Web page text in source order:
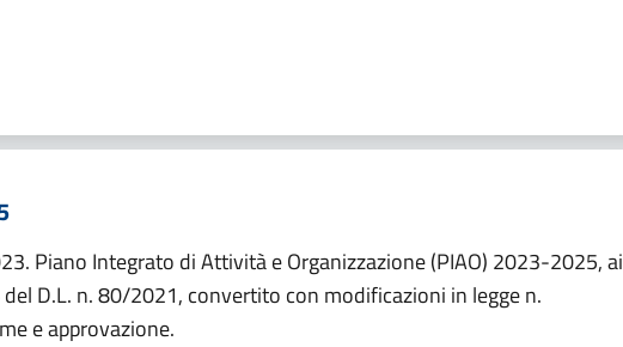
Piano Integrato di Attività e Organizzazione (PIAO) 2023-2025, ai
D.L. n. 80/2021, convertito con modificazioni in legge n.
e approvazione.